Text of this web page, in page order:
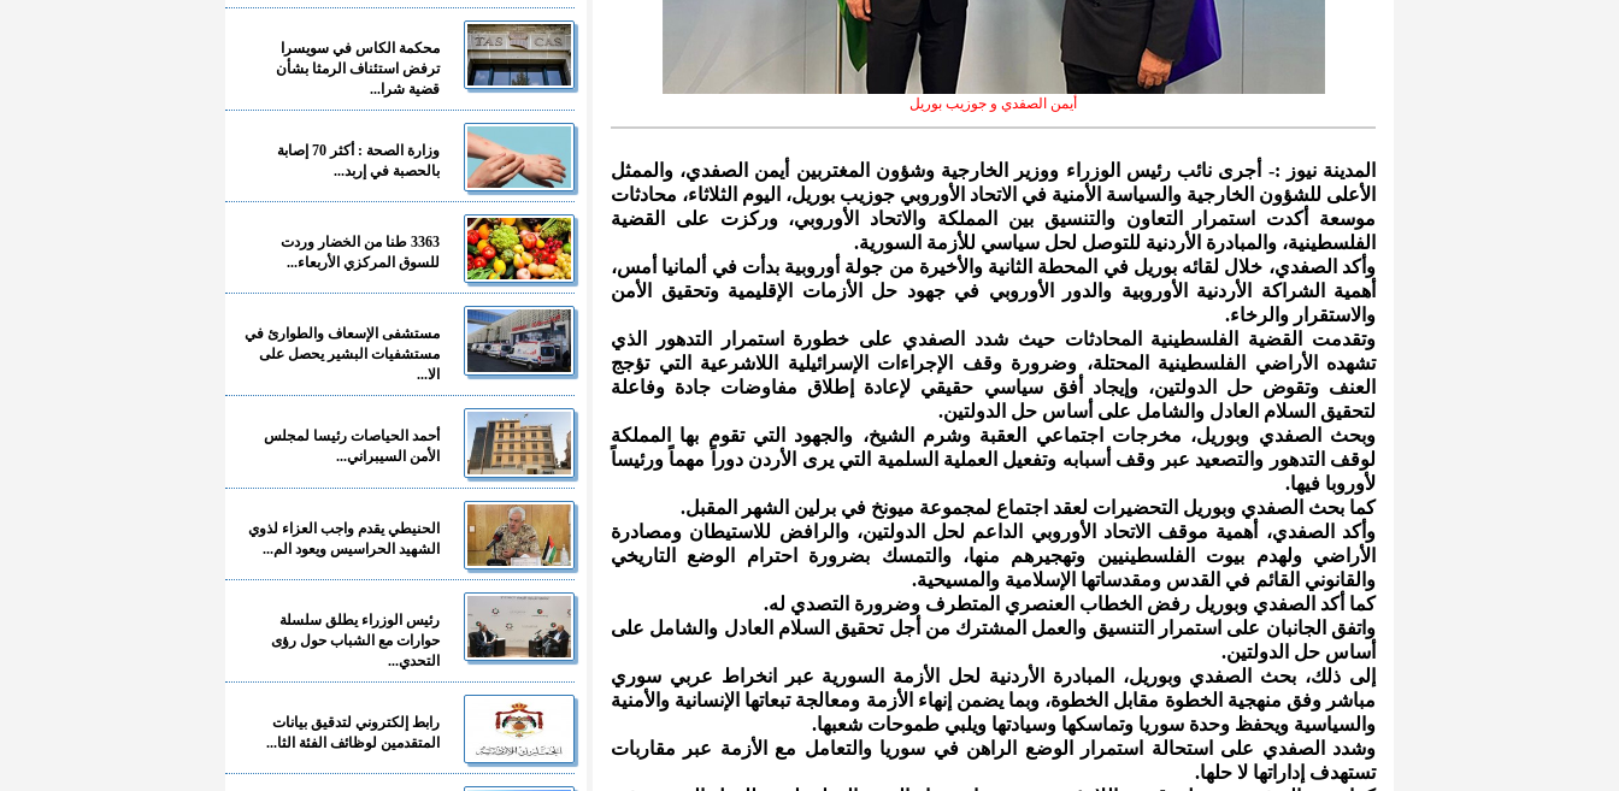
أيمن الصفدي و جوزيب بوريل
المدينة نيوز :- أجرى نائب رئيس الوزراء ووزير الخارجية وشؤون المغتربين أيمن الصفدي، والممثل
الأعلى للشؤون الخارجية والسياسة الأمنية في الاتحاد الأوروبي جوزيب بوريل، اليوم الثلاثاء، محادثات
موسعة أكدت استمرار التعاون والتنسيق بين المملكة والاتحاد الأوروبي، وركزت على القضية
الفلسطينية، والمبادرة الأردنية للتوصل لحل سياسي للأزمة السورية.
وأكد الصفدي، خلال لقائه بوريل في المحطة الثانية والأخيرة من جولة أوروبية بدأت في ألمانيا أمس،
أهمية الشراكة الأردنية الأوروبية والدور الأوروبي في جهود حل الأزمات الإقليمية وتحقيق الأمن
والاستقرار والرخاء.
وتقدمت القضية الفلسطينية المحادثات حيث شدد الصفدي على خطورة استمرار التدهور الذي
تشهده الأراضي الفلسطينية المحتلة، وضرورة وقف الإجراءات الإسرائيلية اللاشرعية التي تؤجج
العنف وتقوض حل الدولتين، وإيجاد أفق سياسي حقيقي لإعادة إطلاق مفاوضات جادة وفاعلة
لتحقيق السلام العادل والشامل على أساس حل الدولتين.
وبحث الصفدي وبوريل، مخرجات اجتماعي العقبة وشرم الشيخ، والجهود التي تقوم بها المملكة
لوقف التدهور والتصعيد عبر وقف أسبابه وتفعيل العملية السلمية التي يرى الأردن دوراً مهماً ورئيساً
لأوروبا فيها.
كما بحث الصفدي وبوريل التحضيرات لعقد اجتماع لمجموعة ميونخ في برلين الشهر المقبل.
وأكد الصفدي، أهمية موقف الاتحاد الأوروبي الداعم لحل الدولتين، والرافض للاستيطان ومصادرة
الأراضي ولهدم بيوت الفلسطينيين وتهجيرهم منها، والتمسك بضرورة احترام الوضع التاريخي
والقانوني القائم في القدس ومقدساتها الإسلامية والمسيحية.
كما أكد الصفدي وبوريل رفض الخطاب العنصري المتطرف وضرورة التصدي له.
واتفق الجانبان على استمرار التنسيق والعمل المشترك من أجل تحقيق السلام العادل والشامل على
أساس حل الدولتين.
إلى ذلك، بحث الصفدي وبوريل، المبادرة الأردنية لحل الأزمة السورية عبر انخراط عربي سوري
مباشر وفق منهجية الخطوة مقابل الخطوة، وبما يضمن إنهاء الأزمة ومعالجة تبعاتها الإنسانية والأمنية
والسياسية ويحفظ وحدة سوريا وتماسكها وسيادتها ويلبي طموحات شعبها.
وشدد الصفدي على استحالة استمرار الوضع الراهن في سوريا والتعامل مع الأزمة عبر مقاربات
تستهدف إداراتها لا حلها.
محكمة الكاس في سويسرا
ترفض استئناف الرمثا بشأن
قضية شرا...
وزارة الصحة : أكثر 70 إصابة
بالحصبة في إربد...
3363 طنا من الخضار وردت
للسوق المركزي الأربعاء...
مستشفى الإسعاف والطوارئ في
مستشفيات البشير يحصل على
الا...
أحمد الحياصات رئيسا لمجلس
الأمن السيبراني...
الحنيطي يقدم واجب العزاء لذوي
الشهيد الحراسيس ويعود الم...
رئيس الوزراء يطلق سلسلة
حوارات مع الشباب حول رؤى
التحدي...
رابط إلكتروني لتدقيق بيانات
المتقدمين لوظائف الفئة الثا...